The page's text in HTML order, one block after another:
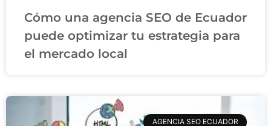
Cómo una agencia SEO de Ecuador
puede optimizar tu estrategia para
el mercado local
AGENCIA SEO ECUADOR